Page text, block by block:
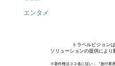
エンタメ
トラベルビジョン
ソリューションの提供により
※著作権法３２条に従い，『旅行業